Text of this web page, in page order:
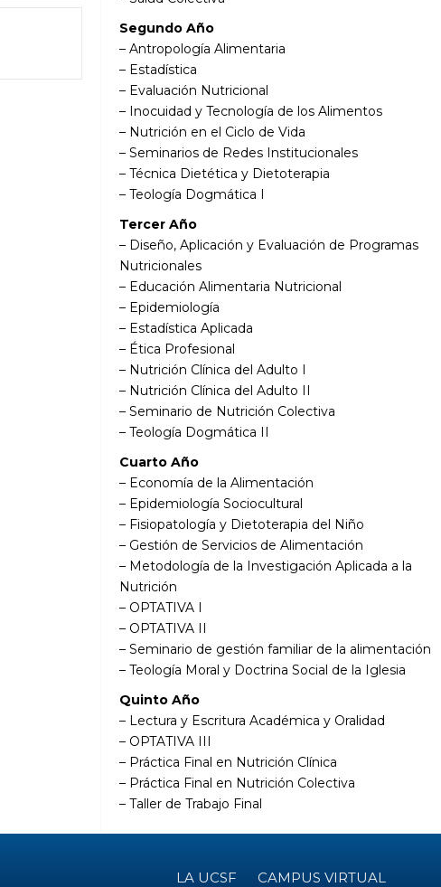
Segundo Año
– Antropología Alimentaria
– Estadística
– Evaluación Nutricional
– Inocuidad y Tecnología de los Alimentos
– Nutrición en el Ciclo de Vida
– Seminarios de Redes Institucionales
– Técnica Dietética y Dietoterapia
– Teología Dogmática I
Tercer Año
– Diseño, Aplicación y Evaluación de Programas
Nutricionales
– Educación Alimentaria Nutricional
– Epidemiología
– Estadística Aplicada
– Ética Profesional
– Nutrición Clínica del Adulto I
– Nutrición Clínica del Adulto II
– Seminario de Nutrición Colectiva
– Teología Dogmática II
Cuarto Año
– Economía de la Alimentación
– Epidemiología Sociocultural
– Fisiopatología y Dietoterapia del Niño
– Gestión de Servicios de Alimentación
– Metodología de la Investigación Aplicada a la
Nutrición
– OPTATIVA I
– OPTATIVA II
– Seminario de gestión familiar de la alimentación
– Teología Moral y Doctrina Social de la Iglesia
Quinto Año
– Lectura y Escritura Académica y Oralidad
– OPTATIVA III
– Práctica Final en Nutrición Clínica
– Práctica Final en Nutrición Colectiva
– Taller de Trabajo Final
LA UCSF CAMPUS VIRTUAL